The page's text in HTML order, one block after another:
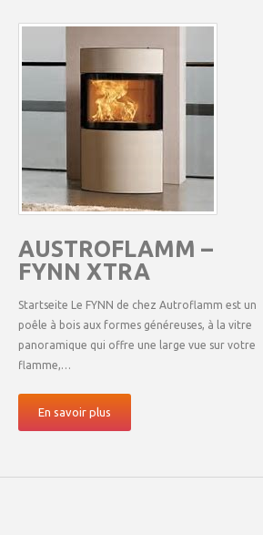
AUSTROFLAMM –
FYNN XTRA
Startseite Le FYNN de chez Autroflamm est un
poêle à bois aux formes généreuses, à la vitre
panoramique qui offre une large vue sur votre
flamme,…
En savoir plus